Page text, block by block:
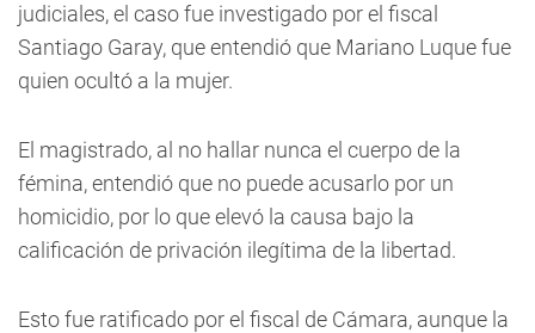
judiciales, el caso fue investigado por el fiscal
Santiago Garay, que entendió que Mariano Luque fue
quien ocultó a la mujer.
El magistrado, al no hallar nunca el cuerpo de la
fémina, entendió que no puede acusarlo por un
homicidio, por lo que elevó la causa bajo la
calificación de privación ilegítima de la libertad.
Esto fue ratificado por el fiscal de Cámara, aunque la